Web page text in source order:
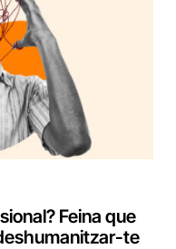
Feina que
te